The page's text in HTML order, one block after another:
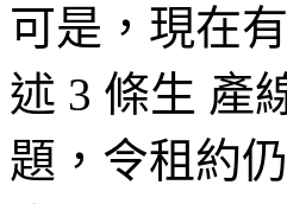
可是，現在
述 3 條生 產
題，令租約